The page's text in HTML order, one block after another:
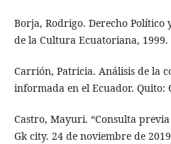
Borja, Rodrigo. Derecho Político
de la Cultura Ecuatoriana, 1999.
Carrión, Patricia. Análisis de la
informada en el Ecuador. Quito:
Castro, Mayuri. “Consulta
Gk city. 24 de noviembre de